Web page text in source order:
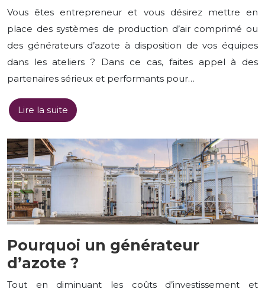
Vous êtes entrepreneur et vous désirez mettre en
place des systèmes de production d’air comprimé ou
des générateurs d’azote à disposition de vos équipes
dans les ateliers ? Dans ce cas, faites appel à des
partenaires sérieux et performants pour…
Lire la suite
Pourquoi un générateur
d’azote ?
Tout en diminuant les coûts d’investissement et